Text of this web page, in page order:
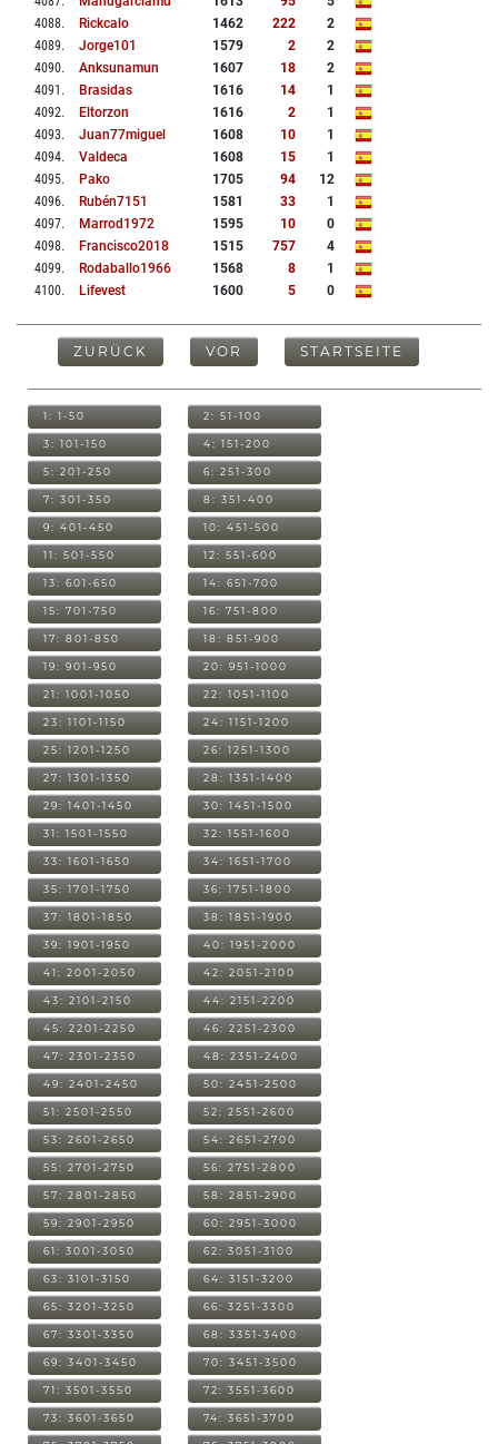
4088. Rickcalo 1462 222
2
4089. Jorge101 1579 2
2
4090. Anksunamun 1607 18
2
4091 . Brasidas 1616 14
1
4092. Eltorzon 1616 2
1
4093. Juan77miguel 1608 10
1
4094. Valdeca 1608 15
1
4095. Pako 1705 94
12
4096. Rubén7151 1581 33
1
4097. Marrod1972 1595 10
0
4098. Francisco2018 1515 757
4
4099. Rodaballo1966 1568 8
1
4100. Lifevest 1600 5 0
ZURÜCK VOR STARTSEITE
1: 1-50 2: 51-100
3: 101-150 4: 151-200
5: 201-250 6: 251-300
7: 301-350 8: 351-400
9: 401-450 10: 451-500
11: 501-550 12: 551-600
13: 601-650 14: 651-700
15: 701-750 16: 751-800
17: 801-850 18: 851-900
19: 901-950 20: 951-1000
21: 1001-1050 22: 1051-1100
23: 1101-1150 24: 1151-1200
25: 1201-1250 26: 1251-1300
27: 1301-1350 28: 1351-1400
29: 1401-1450 30: 1451-1500
31: 1501-1550 32: 1551-1600
33: 1601-1650 34: 1651-1700
35: 1701-1750 36: 1751-1800
37: 1801-1850 38: 1851-1900
39: 1901-1950 40: 1951-2000
41: 2001-2050 42: 2051-2100
43: 2101-2150 44: 2151-2200
45: 2201-2250 46: 2251-2300
47: 2301-2350 48: 2351-2400
49: 2401-2450 50: 2451-2500
51: 2501-2550 52: 2551-2600
53: 2601-2650 54: 2651-2700
55: 2701-2750 56: 2751-2800
57: 2801-2850 58: 2851-2900
59: 2901-2950 60: 2951-3000
61: 3001-3050 62: 3051-3100
63: 3101-3150 64: 3151-3200
65: 3201-3250 66: 3251-3300
67: 3301-3350 68: 3351-3400
69: 3401-3450 70: 3451-3500
71: 3501-3550 72: 3551-3600
73: 3601-3650 74: 3651-3700